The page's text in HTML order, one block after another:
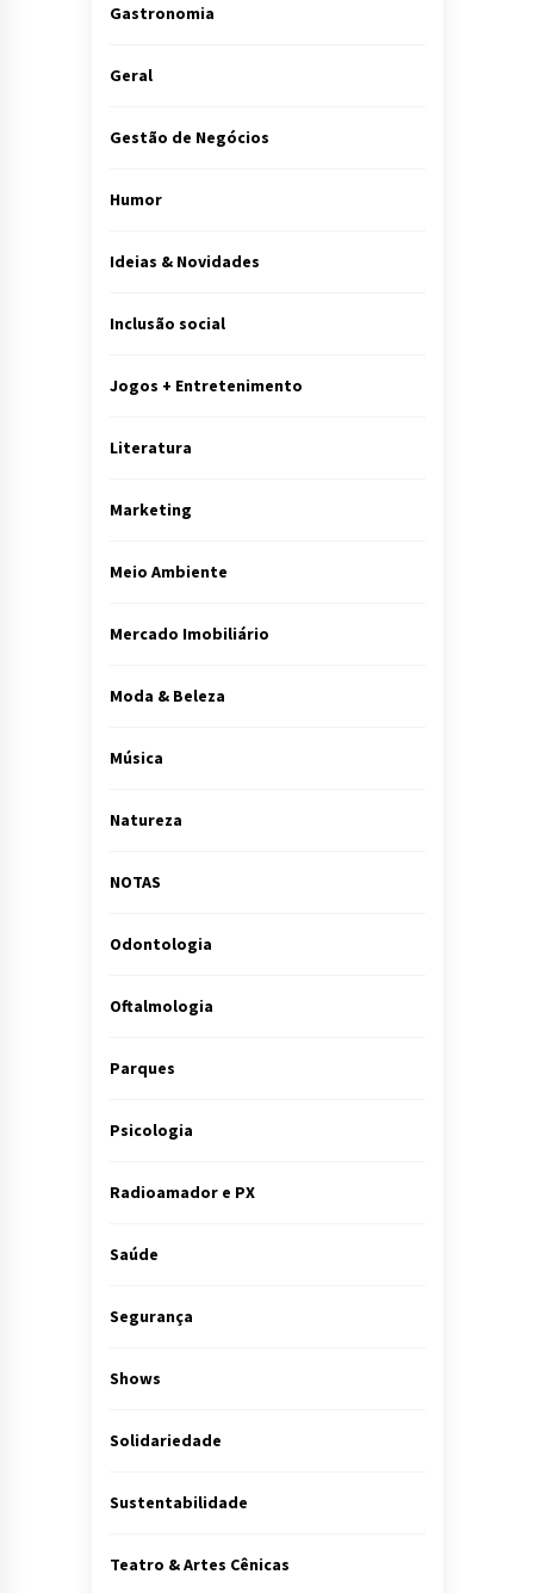
Gastronomia
Geral
Gestão de Negócios
Humor
Ideias & Novidades
Inclusão social
Jogos + Entretenimento
Literatura
Marketing
Meio Ambiente
Mercado Imobiliário
Moda & Beleza
Música
Natureza
NOTAS
Odontologia
Oftalmologia
Parques
Psicologia
Radioamador e PX
Saúde
Segurança
Shows
Solidariedade
Sustentabilidade
Teatro & Artes Cênicas